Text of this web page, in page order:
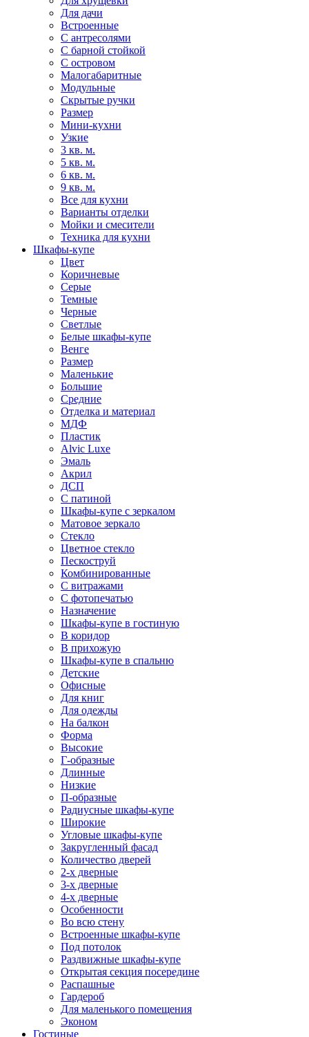
Для дачи
Встроенные
С антресолями
С барной стойкой
С островом
Малогабаритные
Модульные
Скрытые ручки
Размер
Мини-кухни
Узкие
3 кв. м.
5 кв. м.
6 кв. м.
9 кв. м.
Все для кухни
Варианты отделки
Мойки и смесители
Техника для кухни
Шкафы-купе
Цвет
Коричневые
Серые
Темные
Черные
Светлые
Белые шкафы-купе
Венге
Размер
Маленькие
Большие
Средние
Отделка и материал
МДФ
Пластик
Alvic Luxe
Эмаль
Акрил
ДСП
С патиной
Шкафы-купе с зеркалом
Матовое зеркало
Стекло
Цветное стекло
Пескоструй
Комбинированные
С витражами
С фотопечатью
Назначение
Шкафы-купе в гостиную
В коридор
В прихожую
Шкафы-купе в спальню
Детские
Офисные
Для книг
Для одежды
На балкон
Форма
Высокие
Г-образные
Длинные
Низкие
П-образные
Радиусные шкафы-купе
Широкие
Угловые шкафы-купе
Закругленный фасад
Количество дверей
2-х дверные
3-х дверные
4-х дверные
Особенности
Во всю стену
Встроенные шкафы-купе
Под потолок
Раздвижные шкафы-купе
Открытая секция посередине
Распашные
Гардероб
Для маленького помещения
Эконом
Гостиные